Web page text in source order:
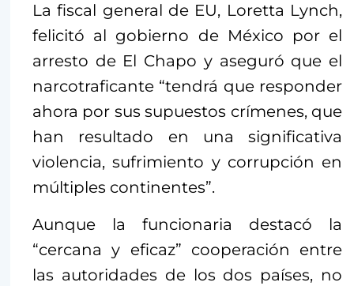
La fiscal general de EU, Loretta Lynch,
felicitó al gobierno de México por el
arresto de El Chapo y aseguró que el
narcotraficante “tendrá que responder
ahora por sus supuestos crímenes, que
han resultado en una significativa
violencia, sufrimiento y corrupción en
múltiples continentes”.
Aunque la funcionaria destacó la
“cercana y eficaz” cooperación entre
las autoridades de los dos países, no